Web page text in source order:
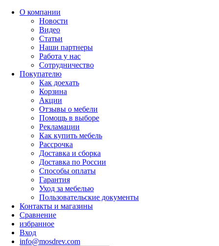
О компании
Новости
Видео
Статьи
Наши партнеры
Работа у нас
Сотрудничество
Покупателю
Как доехать
Корзина
Акции
Отзывы о мебели
Помощь в выборе
Рекламации
Как купить мебель
Рассрочка
Доставка и сборка
Доставка по России
Способы оплаты
Гарантия
Уход за мебелью
Пользовательские документы
Контакты и магазины
Сравнение
избранное
Вход
info@mosdrev.com